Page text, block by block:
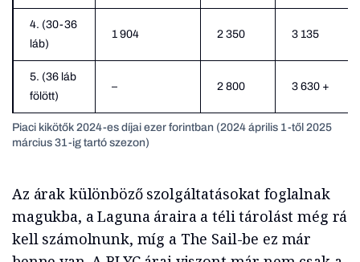
4. (30-36
láb)
1 904 2 350 3 135
5. (36 láb
fölött)
– 2 800 3 630 +
Piaci kikötők 2024-es díjai ezer forintban (2024 április 1-től 2025
március 31-ig tartó szezon)
Az árak különböző szolgáltatásokat foglalnak
magukba, a Laguna áraira a téli tárolást még rá
kell számolnunk, míg a The Sail-be ez már